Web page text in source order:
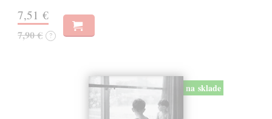
7,51 €
7,90 € ?
na sklade